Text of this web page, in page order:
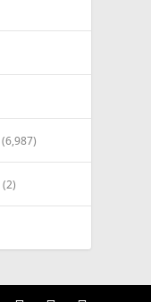
(6,987)
(2)